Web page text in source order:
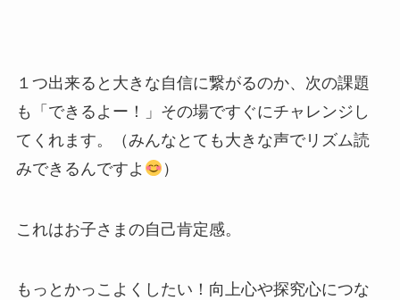
１つ出来ると大きな自信に繋がるのか、次の課題
も「できるよー！」その場ですぐにチャレンジし
てくれます。（みんなとても大きな声でリズム読
みできるんですよ
）
これはお子さまの自己肯定感。
もっとかっこよくしたい！向上心や探究心につな